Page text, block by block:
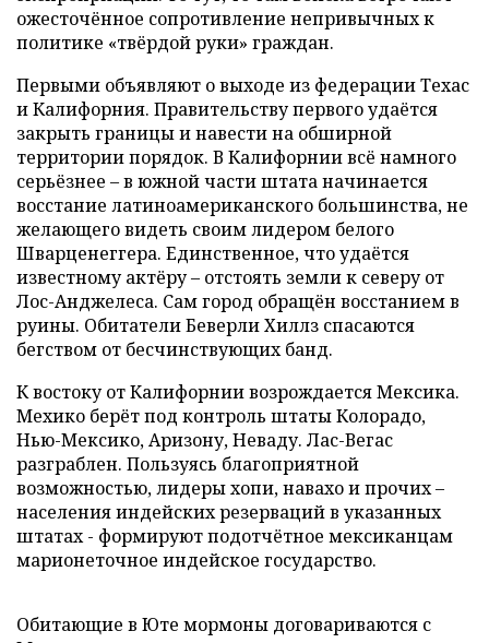
ожесточённое сопротивление непривычных к
политике «твёрдой руки» граждан.
Первыми объявляют о выходе из федерации Техас
и Калифорния. Правительству первого удаётся
закрыть границы и навести на обширной
территории порядок. В Калифорнии всё намного
серьёзнее – в южной части штата начинается
восстание латиноамериканского большинства, не
желающего видеть своим лидером белого
Шварценеггера. Единственное, что удаётся
известному актёру – отстоять земли к северу от
Лос-Анджелеса. Сам город обращён восстанием в
руины. Обитатели Беверли Хиллз спасаются
бегством от бесчинствующих банд.
К востоку от Калифорнии возрождается Мексика.
Мехико берёт под контроль штаты Колорадо,
Нью-Мексико, Аризону, Неваду. Лас-Вегас
разграблен. Пользуясь благоприятной
возможностью, лидеры хопи, навахо и прочих –
населения индейских резерваций в указанных
штатах - формируют подотчётное мексиканцам
марионеточное индейское государство.
Обитающие в Юте мормоны договариваются с